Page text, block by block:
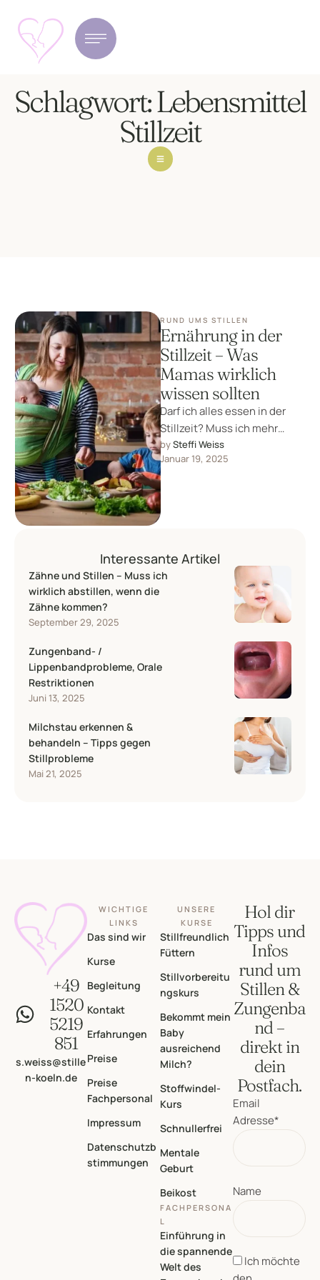
Schlagwort:Lebensmittel
Stillzeit
RUND UMS STILLEN
Ernährung in der
Stillzeit – Was
Mamas wirklich
wissen sollten
Darf ich alles essen in der
Stillzeit? Muss ich mehr
Kalorien aufnehmen?
Erfahre, welche Stillmythen
zur Ernährung stimmen …
by Steffi Weiss
Januar 19, 2025
Interessante Artikel
Zähne und Stillen – Muss ich
wirklich abstillen, wenn die
Zähne kommen?
September 29, 2025
Zungenband- /
Lippenbandprobleme, Orale
Restriktionen
Juni 13, 2025
Milchstau erkennen &
behandeln – Tipps gegen
Stillprobleme
Mai 21, 2025
+49
1520
5219
851
s.weiss@stille
n-koeln.de
WICHTIGE
LINKS
Das sind wir
Kurse
Begleitung
Kontakt
Erfahrungen
Preise
Preise
Fachpersonal
Impressum
Datenschutzb
stimmungen
UNSERE
KURSE
Stillfreundlich
Füttern
Stillvorbereitu
ngskurs
Bekommt mein
Baby
ausreichend
Milch?
Stoffwindel-
Kurs
Schnullerfrei
Mentale
Geburt
Beikost
FACHPERSONA
L
Einführung in
die spannende
Welt des
Hol dir
Tipps und
Infos
rund um
Stillen &
Zungenba
nd –
direkt in
dein
Postfach.
Email
Adresse*
Name
Ich möchte